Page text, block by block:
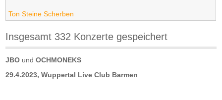
Ton Steine Scherben
Insgesamt 332 Konzerte gespeichert
JBO undOCHMONEKS
29.4.2023, Wuppertal Live Club Barmen